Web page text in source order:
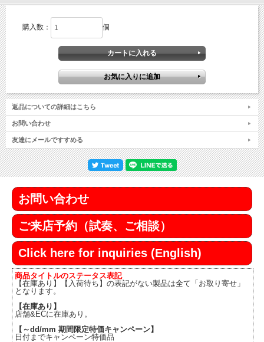
購入数： 個
返品についての詳細はこちら
お問い合わせ
友達にメールですすめる
お問い合わせ
ご来店予約（試奏、ご相談）
Click here for inquiries (English)
商品タイトルのステータス表記
【在庫あり】【入荷待ち】の表記がない製品は全て「お取り寄せ」
となります。
【在庫あり】
店舗&ECに在庫あり。
【～dd/mm 期間限定特価キャンペーン】
日付までキャンペーン特価品